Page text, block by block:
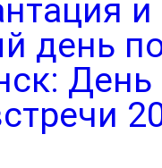
день
День